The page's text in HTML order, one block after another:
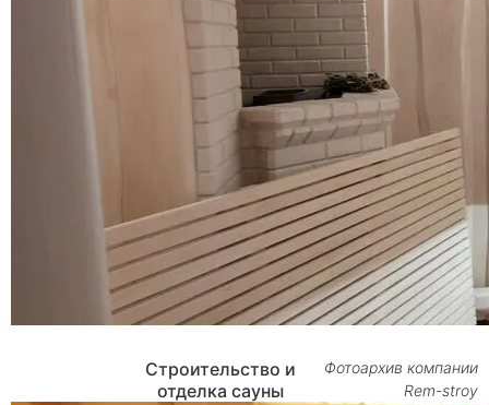
Строительство и
отделка сауны
Фотоархив компании
Rem-stroy